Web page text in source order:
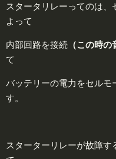
スタータリレーってのは
よって
内部回路を接続 （この時
て
バッテリーの電力をセルモ
す。
スターターリレーが故障